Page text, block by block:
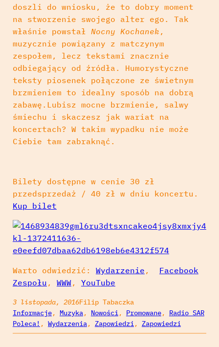
doszli do wniosku, że to dobry moment
na stworzenie swojego alter ego. Tak
właśnie powstał Nocny Kochanek ,
muzycznie powiązany z matczynym
zespołem, lecz tekstami znacznie
odbiegający od źródła. Humorystyczne
teksty piosenek połączone ze świetnym
brzmieniem to idealny sposób na dobrą
zabawę.Lubisz mocne brzmienie, salwy
śmiechu i skaczesz jak wariat na
koncertach? W takim wypadku nie może
Ciebie tam zabraknąć.
Bilety dostępne w cenie 30 zł
przedsprzedaż / 40 zł w dniu koncertu.
Kup bilet
Warto odwiedzić: Wydarzenie , Facebook
Zespołu , WWW , YouTube
3 listopada, 2016Filip Tabaczka
Informacje, Muzyka, Nowości, Promowane, Radio SAR
Poleca! , Wydarzenia, Zapowiedzi, Zapowiedzi